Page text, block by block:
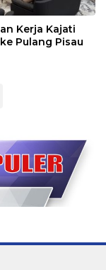
Kerja Kajati
Pulang Pisau